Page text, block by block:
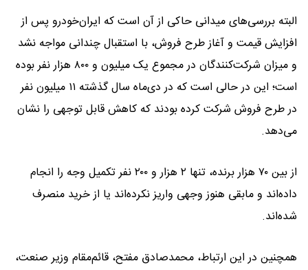
البته بررسی‌های میدانی حاکی از آن است که ایران‌خودرو پس از
افزایش قیمت و آغاز طرح فروش، با استقبال چندانی مواجه نشد
و میزان شرکت‌کنندگان در مجموع یک میلیون و ۸۰۰ هزار نفر بوده
است؛ این در حالی است که در دی‌ماه سال گذشته ۱۱ میلیون نفر
در طرح فروش شرکت کرده بودند که کاهش قابل توجهی را نشان
می‌دهد.
از بین ۷۰ هزار برنده، تنها ۲ هزار و ۲۰۰ نفر تکمیل وجه را انجام
داده‌اند و مابقی هنوز وجهی واریز نکرده‌اند یا از خرید منصرف
شده‌اند.
همچنین در این ارتباط، محمدصادق مفتح، قائم‌مقام وزیر صنعت،